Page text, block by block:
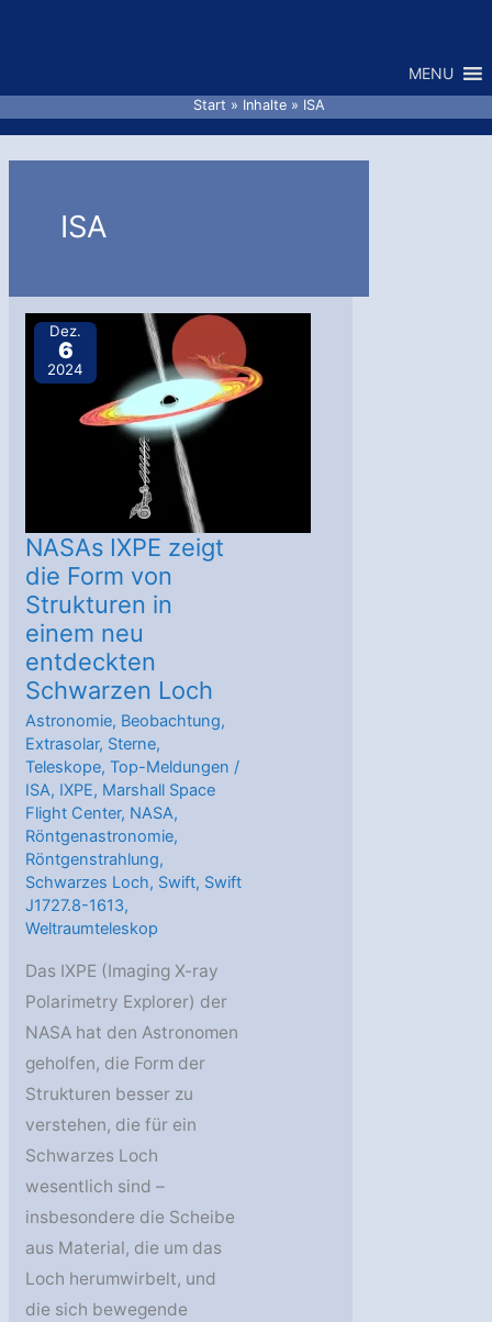
MENU
Start Inhalte ISA
ISA
Dez.
6
2024
NASAs IXPE zeigt
die Form von
Strukturen in
einem neu
entdeckten
Schwarzen Loch
Astronomie, Beobachtung,
Extrasolar, Sterne,
Teleskope,Top-Meldungen /
ISA, IXPE, Marshall Space
Flight Center, NASA,
Röntgenastronomie,
Röntgenstrahlung,
Schwarzes Loch, Swift, Swift
J1727.8-1613,
Weltraumteleskop
Das IXPE (Imaging X-ray
Polarimetry Explorer) der
NASA hat den Astronomen
geholfen, die Form der
Strukturen besser zu
verstehen, die für ein
Schwarzes Loch
wesentlich sind –
insbesondere die Scheibe
aus Material, die um das
Loch herumwirbelt, und
die sich bewegende